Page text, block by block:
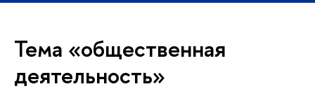
Тема «общественная
деятельность»